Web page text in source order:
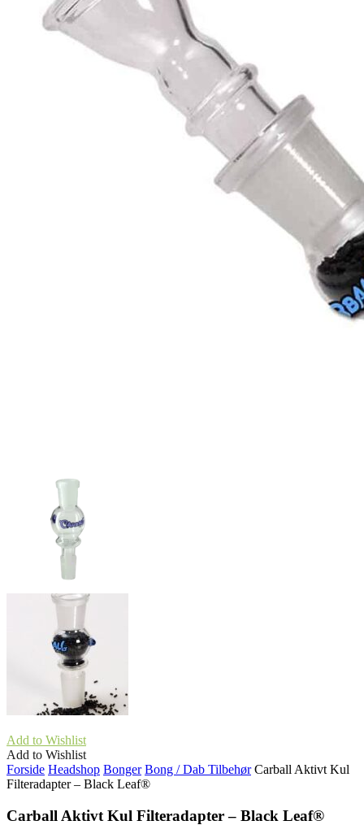
Add to Wishlist
Add to Wishlist
Forside Headshop Bonger Bong / Dab Tilbehør Carball Aktivt Kul
Filteradapter – Black Leaf®
Carball Aktivt Kul Filteradapter – Black Leaf®